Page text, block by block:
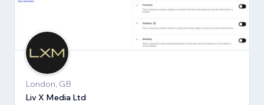
London, GB
Liv X Media Ltd